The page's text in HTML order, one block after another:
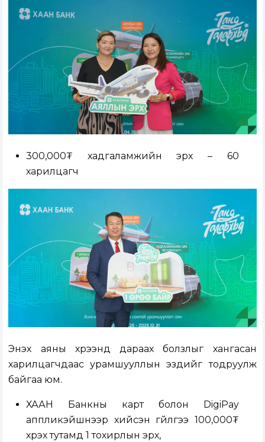
300,000₮ хадгаламжийн эрх – 60
харилцагч
Энэхүү аяны хүрээнд дараах болзлыг хангасан
харилцагчдаас урамшууллын эздийг тодруулж
байгаа юм.
ХААН Банкны карт болон DigiPay
аппликэйшнээр хийсэн гүйлгээ 100,000₮
хүрэх тутамд 1 тохирлын эрх,